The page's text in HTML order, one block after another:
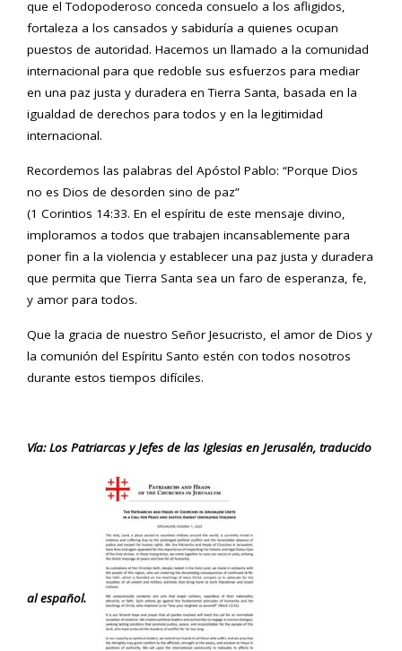
que el Todopoderoso conceda consuelo a los afligidos,
fortaleza a los cansados ​​y sabiduría a quienes ocupan
puestos de autoridad. Hacemos un llamado a la comunidad
internacional para que redoble sus esfuerzos para mediar
en una paz justa y duradera en Tierra Santa, basada en la
igualdad de derechos para todos y en la legitimidad
internacional.
Recordemos las palabras del Apóstol Pablo: “Porque Dios
no es Dios de desorden sino de paz”
(1 Corintios 14:33. En el espíritu de este mensaje divino,
imploramos a todos que trabajen incansablemente para
poner fin a la violencia y establecer una paz justa y duradera
que permita que Tierra Santa sea un faro de esperanza, fe,
y amor para todos.
Que la gracia de nuestro Señor Jesucristo, el amor de Dios y
la comunión del Espíritu Santo estén con todos nosotros
durante estos tiempos difíciles.
Vía: Los Patriarcas y Jefes de las Iglesias en Jerusalén, traducido
al español.